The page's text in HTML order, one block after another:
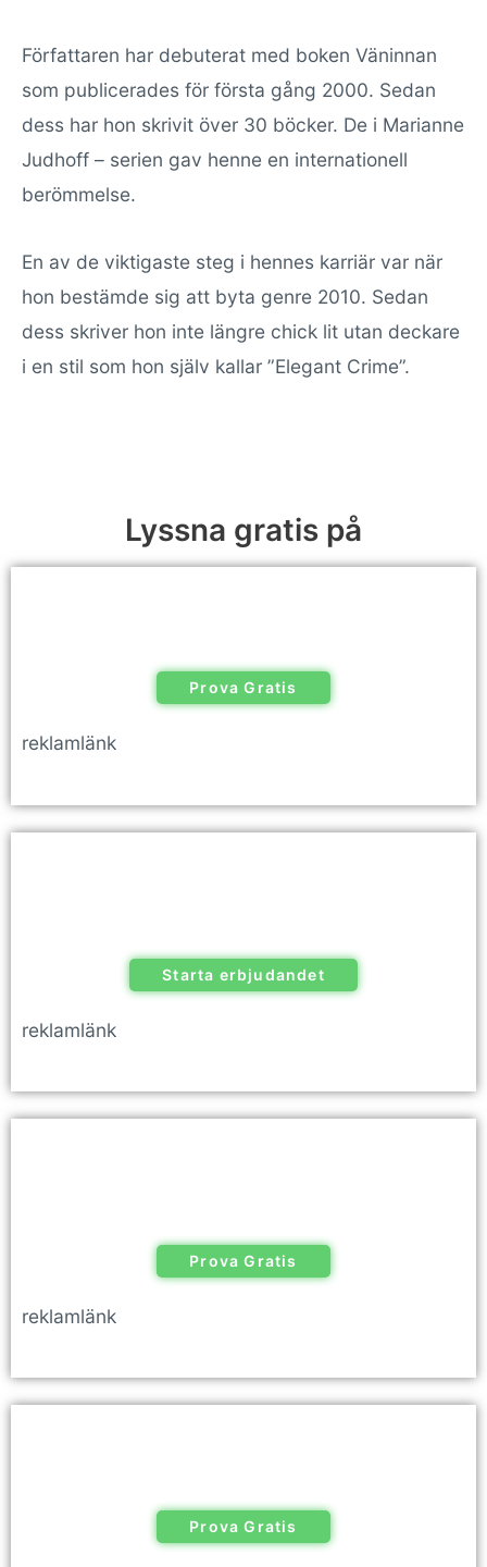
Författaren har debuterat med boken Väninnan
som publicerades för första gång 2000. Sedan
dess har hon skrivit över 30 böcker. De i Marianne
Judhoff – serien gav henne en internationell
berömmelse.
En av de viktigaste steg i hennes karriär var när
hon bestämde sig att byta genre 2010. Sedan
dess skriver hon inte längre chick lit utan deckare
i en stil som hon själv kallar ”Elegant Crime”.
Lyssna gratis på
Prova Gratis
reklamlänk
Starta erbjudandet
reklamlänk
Prova Gratis
reklamlänk
Prova Gratis